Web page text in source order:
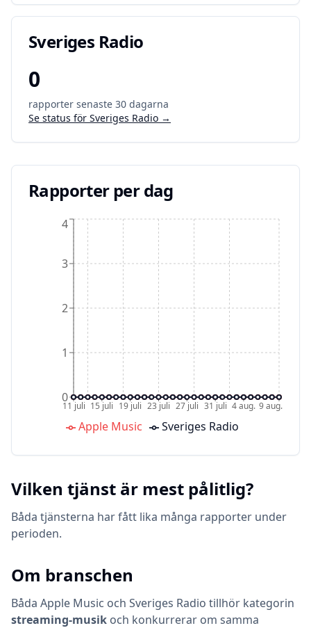
Sveriges Radio
0
rapporter senaste 30 dagarna
Se status för Sveriges Radio →
Rapporter per dag
11 juli 15 juli 19 juli 23 juli 27 juli 31 juli 4 aug. 9 aug.
0
1
2
3
4
Apple Music Sveriges Radio
Vilken tjänst är mest pålitlig?
Båda tjänsterna har fått lika många rapporter under
perioden.
Om branschen
Båda Apple Music och Sveriges Radio tillhör kategorin
streaming-musik och konkurrerar om samma